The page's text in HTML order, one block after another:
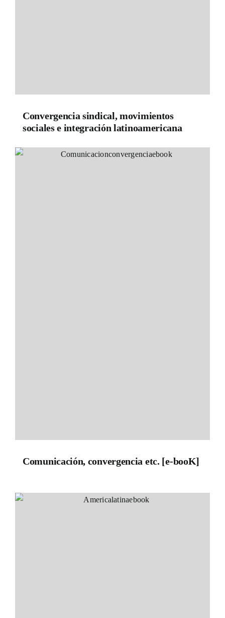
Convergencia sindical, movimientos
sociales e integración latinoamericana
Comunicación, convergencia etc. [e-booK]